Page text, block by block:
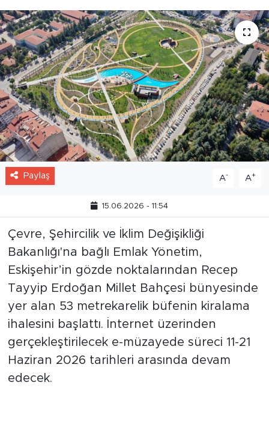
Paylaş A- A+
15.06.2026 - 11:54
Çevre, Şehircilik ve İklim Değişikliği
Bakanlığı'na bağlı Emlak Yönetim,
Eskişehir’in gözde noktalarından Recep
Tayyip Erdoğan Millet Bahçesi bünyesinde
yer alan 53 metrekarelik büfenin kiralama
ihalesini başlattı. İnternet üzerinden
gerçekleştirilecek e-müzayede süreci 11-21
Haziran 2026 tarihleri arasında devam
edecek.